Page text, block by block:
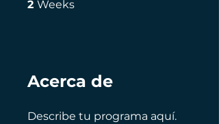
2 Weeks
Acerca de
Describe tu programa aquí.